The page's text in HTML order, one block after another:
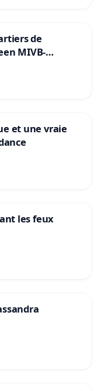
de
MIVB-
en Het
et une vraie
les feux